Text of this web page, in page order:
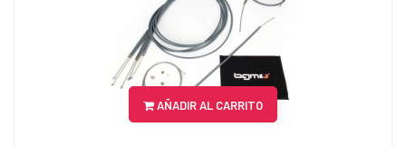
AÑADIR AL CARRITO